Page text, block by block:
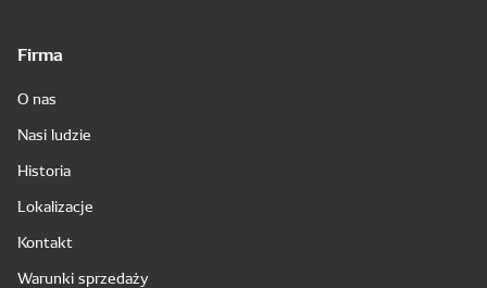
Firma
O nas
Nasi ludzie
Historia
Lokalizacje
Kontakt
Warunki sprzedaży